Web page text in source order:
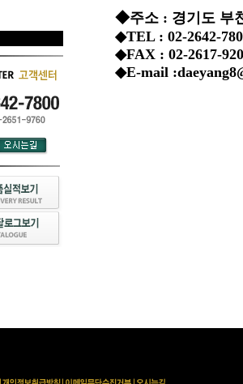
◆주소 : 경기도 부
◆TEL : 02-2642-
◆FAX : 02-2617-
◆E-mail